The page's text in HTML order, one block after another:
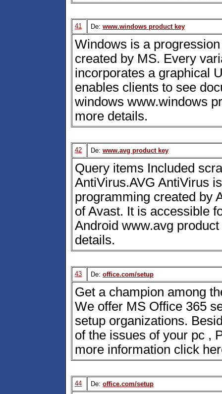
41 De: www.windows product key
Windows is a
created by MS. Every
incorporates a graphical
enables clients to see
windows www.windows
more details.
42 De: www.avg product key
Query items Included
AntiVirus.AVG AntiVirus
programming created by
of Avast. It is accessible
Android www.avg
details.
43 De: office.com/setup
Get a champion among
We offer MS Office 365
setup organizations.
of the issues of your pc ,
more information click
44 De: office.com/setup